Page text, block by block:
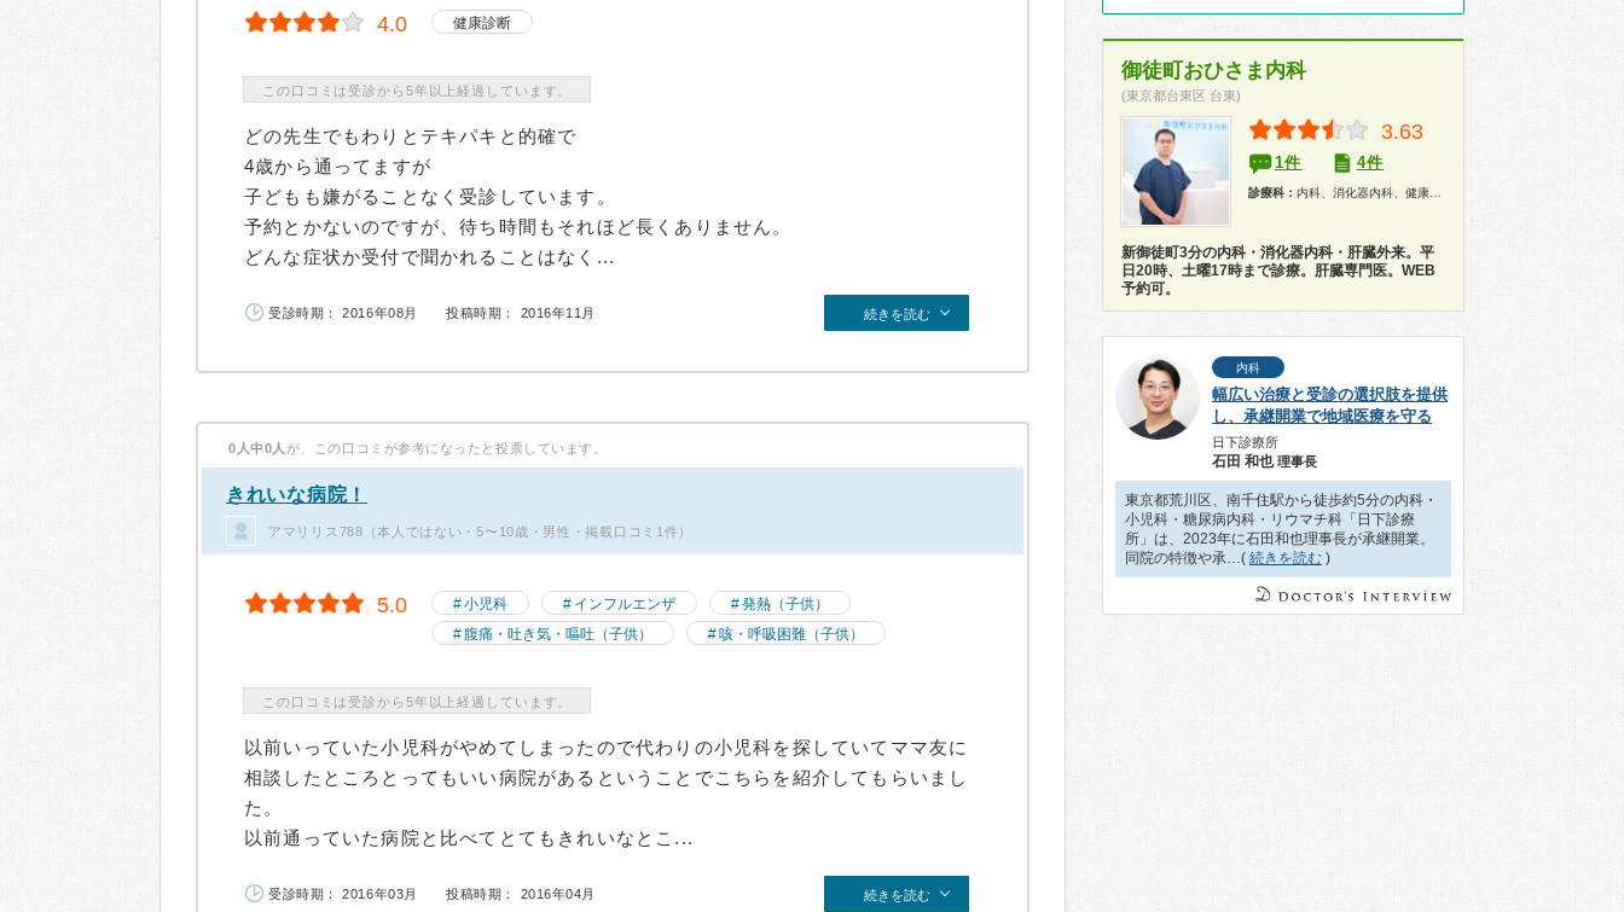
4.0 健康診断
この口コミは受診から5年以上経過しています。
どの先生でもわりとテキパキと的確で
4歳から通ってますが
子どもも嫌がることなく受診しています。
予約とかないのですが、待ち時間もそれほど長くありません。
どんな症状か受付で聞かれることはなく...
受診時期： 2016年08月 投稿時期： 2016年11月 続きを読む
0人中0人 が、この口コミが参考になったと投票しています。
きれいな病院！
アマリリス788（本人ではない・5〜10歳・男性・掲載口コミ1件）
5.0 小児科 インフルエンザ
発熱（子供）
腹痛・吐き気・嘔吐（子供）
咳・呼吸困難（子供）
この口コミは受診から5年以上経過しています。
以前いっていた小児科がやめてしまったので代わりの小児科を探していてママ友に
相談したところとってもいい病院があるということでこちらを紹介してもらいまし
た。
以前通っていた病院と比べてとてもきれいなとこ...
受診時期： 2016年03月 投稿時期： 2016年04月 続きを読む
御徒町おひさま内科
(東京都台東区 台東)
3.63
1件 4件
診療科： 内科、消化器内科、健康診断、在宅医療
新御徒町3分の内科・消化器内科・肝臓外来。平
日20時、土曜17時まで診療。肝臓専門医。WEB
予約可。
内科
幅広い治療と受診の選択肢を提供
し、承継開業で地域医療を守る
日下診療所
石田 和也 理事長
東京都荒川区、南千住駅から徒歩約5分の内科・
小児科・糖尿病内科・リウマチ科「日下診療
所」は、2023年に石田和也理事長が承継開業。
同院の特徴や承…( 続きを読む )